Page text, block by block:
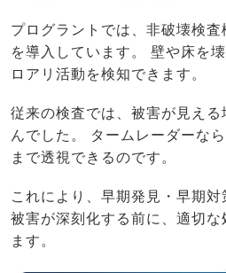
プログラントでは、非破壊検査
を導入しています。 壁や床を
ロアリ活動を検知できます。
従来の検査では、被害が見え
んでした。 タームレーダーな
まで透視できるのです。
これにより、早期発見・早期対
被害が深刻化する前に、適切な
ます。